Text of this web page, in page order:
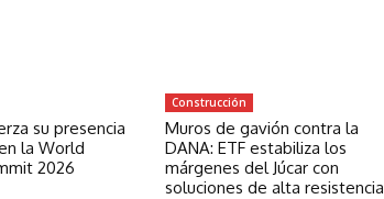
su presencia
la World
2026
Construcción
Muros de gavión contra la
DANA: ETF estabiliza los
márgenes del Júcar con
soluciones de alta resistencia